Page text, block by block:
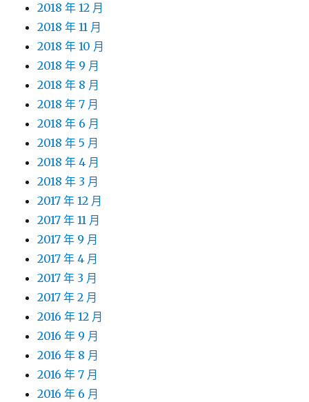
2018 年 12 月
2018 年 11 月
2018 年 10 月
2018 年 9 月
2018 年 8 月
2018 年 7 月
2018 年 6 月
2018 年 5 月
2018 年 4 月
2018 年 3 月
2017 年 12 月
2017 年 11 月
2017 年 9 月
2017 年 4 月
2017 年 3 月
2017 年 2 月
2016 年 12 月
2016 年 9 月
2016 年 8 月
2016 年 7 月
2016 年 6 月